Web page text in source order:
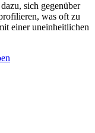
sich gegenüber
was oft zu
einer uneinheitlichen